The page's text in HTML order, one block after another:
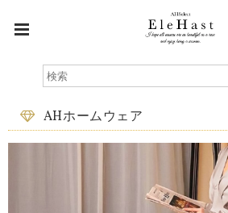
AHホームウェア